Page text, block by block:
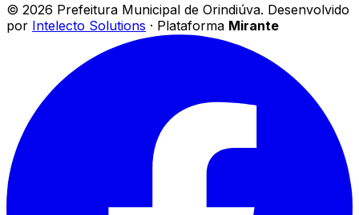
© 2026 Prefeitura Municipal de Orindiúva. Desenvolvido
por Intelecto Solutions · Plataforma Mirante